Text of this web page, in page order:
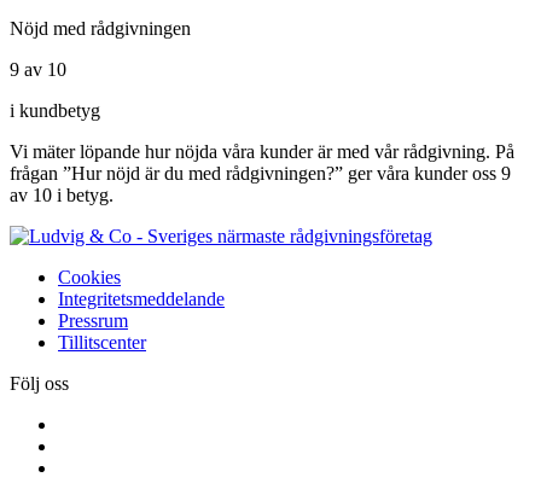
Nöjd med rådgivningen
9 av 10
i kundbetyg
Vi mäter löpande hur nöjda våra kunder är med vår rådgivning. På
frågan ”Hur nöjd är du med rådgivningen?” ger våra kunder oss 9
av 10 i betyg.
Cookies
Integritetsmeddelande
Pressrum
Tillitscenter
Följ oss